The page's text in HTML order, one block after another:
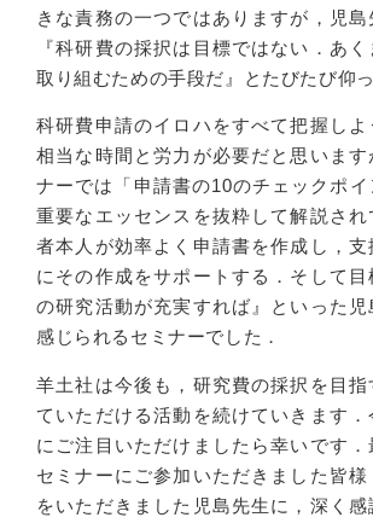
きな責務の一つではありますが，児島
『科研費の採択は目標ではない．あ
取り組むための手段だ』とたびたび仰
科研費申請のイロハをすべて把握し
相当な時間と労力が必要だと思います
ナーでは「申請書の10のチェックポ
重要なエッセンスを抜粋して解説さ
者本人が効率よく申請書を作成し，
にその作成をサポートする．そして目
の研究活動が充実すれば』といった
感じられるセミナーでした．
羊土社は今後も，研究費の採択を目指
ていただける活動を続けていきます．
にご注目いただけましたら幸いです
セミナーにご参加いただきました皆
をいただきました児島先生に，深く感